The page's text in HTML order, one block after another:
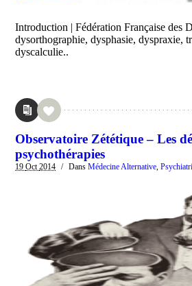
Introduction | Fédération Française des
dysorthographie, dysphasie, dyspraxie,
dyscalculie..
Observatoire Zététique – Les
psychothérapies
19Oct2014 / DansMédecine Alternative,